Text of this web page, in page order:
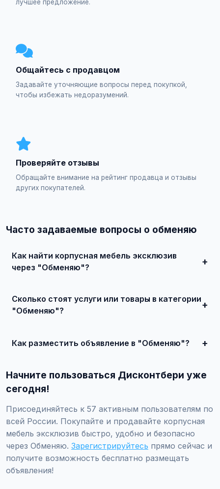
лучшее предложение.
Общайтесь с продавцом
Задавайте уточняющие вопросы перед покупкой,
чтобы избежать недоразумений.
Проверяйте отзывы
Обращайте внимание на рейтинг продавца и отзывы
других покупателей.
Часто задаваемые вопросы о обменяю
Как найти корпусная мебель эксклюзив
через "Обменяю"?
и договоритесь о сделке.
Сколько стоят услуги или товары в категории
"Обменяю"?
Как разместить объявление в "Обменяю"?
Корпусная мебель эксклюзив / Обменяю", заполните
форму и опубликуйте. Первые объявления — бесплатно!
Начните пользоваться Дисконтбери уже
сегодня!
Присоединяйтесь к 57 активным пользователям по
всей России. Покупайте и продавайте корпусная
мебель эксклюзив быстро, удобно и безопасно
через Обменяю. Зарегистрируйтесь прямо сейчас и
получите возможность бесплатно размещать
объявления!